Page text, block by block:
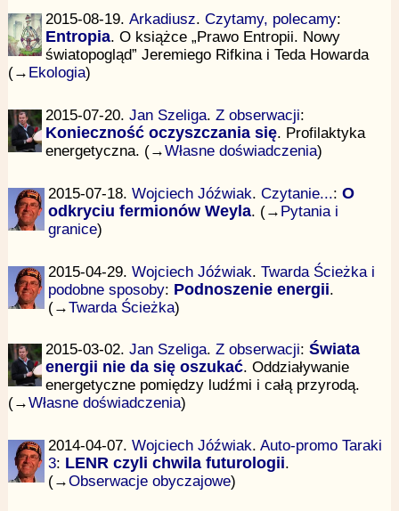
2015-08-19.Arkadiusz.Czytamy, polecamy:
Entropia. O książce „Prawo Entropii. Nowy
światopogląd” Jeremiego Rifkina i Teda Howarda
(→ Ekologia)
2015-07-20.Jan Szeliga.Z obserwacji:
Konieczność oczyszczania się. Profilaktyka
energetyczna. (→Własne doświadczenia)
2015-07-18. Wojciech Jóźwiak. Czytanie...: O
odkryciu fermionów Weyla. (→ Pytania i
granice)
2015-04-29. Wojciech Jóźwiak. Twarda Ścieżka i
podobne sposoby: Podnoszenie energii.
(→Twarda Ścieżka)
2015-03-02.Jan Szeliga.Z obserwacji:Świata
energii nie da się oszukać. Oddziaływanie
energetyczne pomiędzy ludźmi i całą przyrodą.
(→Własne doświadczenia)
2014-04-07. Wojciech Jóźwiak. Auto-promo Taraki
3: LENR czyli chwila futurologii.
(→Obserwacje obyczajowe)